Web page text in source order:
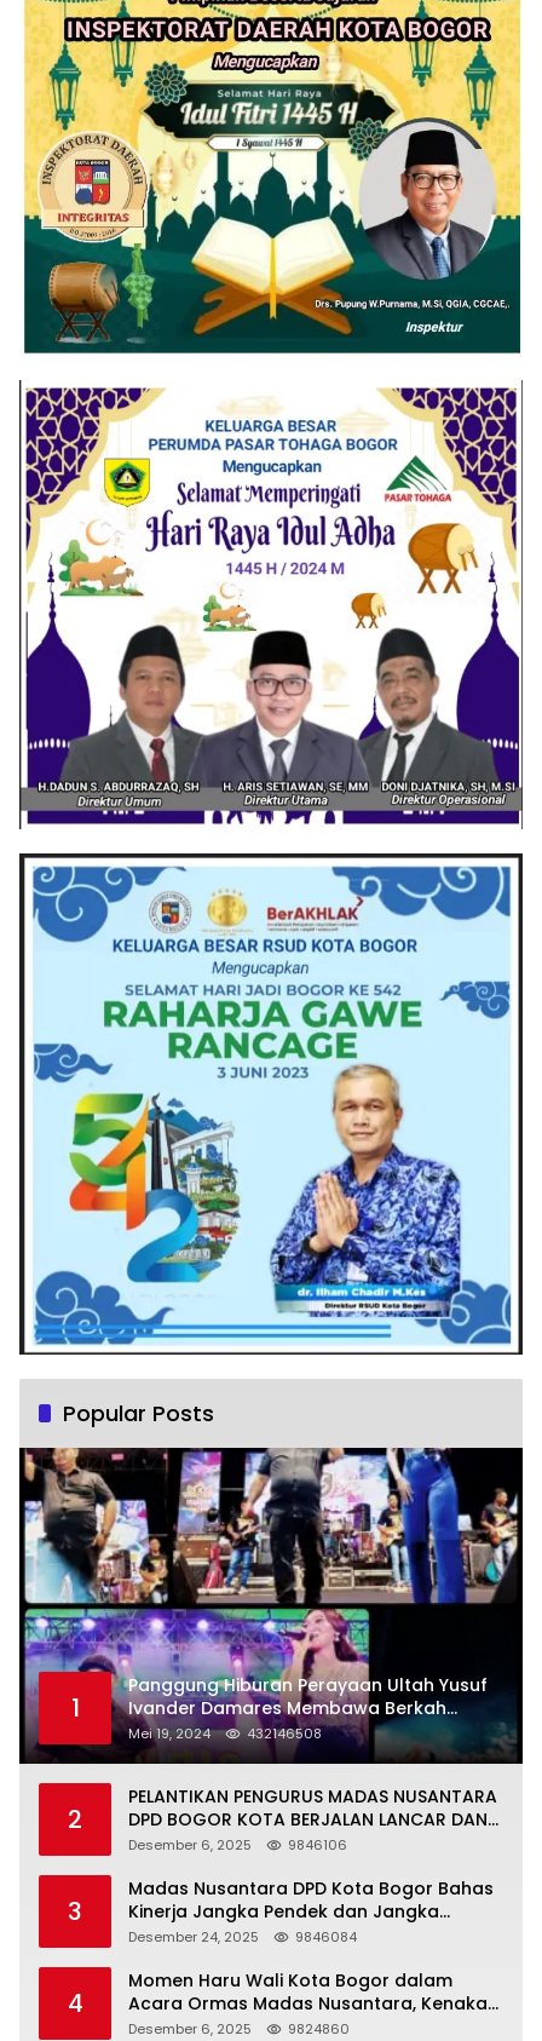
Popular Posts
1
Panggung Hiburan Perayaan Ultah Yusuf
Ivander Damares Membawa Berkah
Warga Kejapanan
Mei 19, 2024 432146508
2
PELANTIKAN PENGURUS MADAS NUSANTARA
DPD BOGOR KOTA BERJALAN LANCAR DAN
KHIDMAT
Desember 6, 2025 9846106
3
Madas Nusantara DPD Kota Bogor Bahas
Kinerja Jangka Pendek dan Jangka
Panjang
Desember 24, 2025 9846084
4
Momen Haru Wali Kota Bogor dalam
Acara Ormas Madas Nusantara, Kenakan
Peci Hitam Tinggi sebagai Simbol
Desember 6, 2025 9824860